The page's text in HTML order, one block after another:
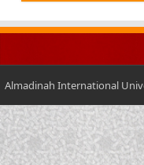
Almadinah International